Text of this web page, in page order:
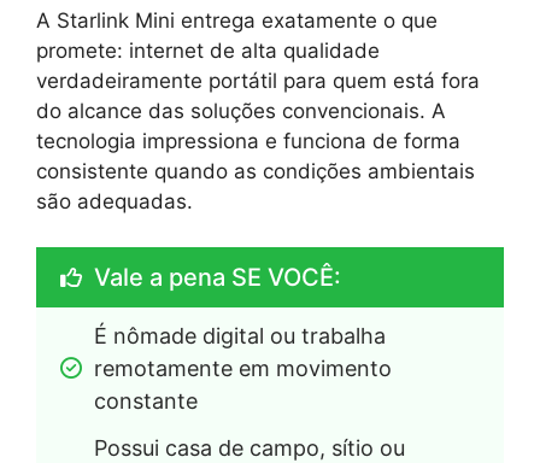
A Starlink Mini entrega exatamente o que
promete: internet de alta qualidade
verdadeiramente portátil para quem está fora
do alcance das soluções convencionais. A
tecnologia impressiona e funciona de forma
consistente quando as condições ambientais
são adequadas.
Vale a pena SE VOCÊ:
É nômade digital ou trabalha
remotamente em movimento
constante
Possui casa de campo, sítio ou